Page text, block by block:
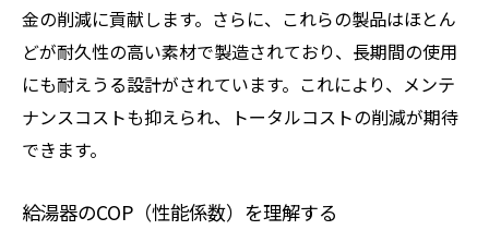
金の削減に貢献します。さらに、これらの製品はほとん
どが耐久性の高い素材で製造されており、長期間の使用
にも耐えうる設計がされています。これにより、メンテ
ナンスコストも抑えられ、トータルコストの削減が期待
できます。
給湯器のCOP（性能係数）を理解する